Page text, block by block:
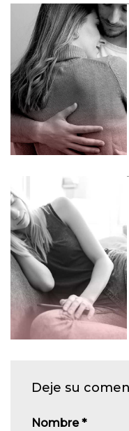
Deje su
Nombre*